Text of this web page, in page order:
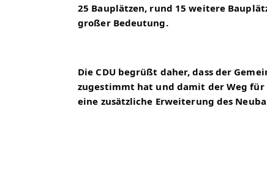
25 Bauplätzen, rund 15 weitere
großer Bedeutung.
Die CDU begrüßt daher, dass der
zugestimmt hat und damit der Weg
eine zusätzliche Erweiterung des